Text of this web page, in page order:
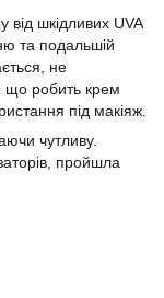
від шкідливих UVA
та подальшій
не
що робить крем
під макіяж.
чутливу.
пройшла